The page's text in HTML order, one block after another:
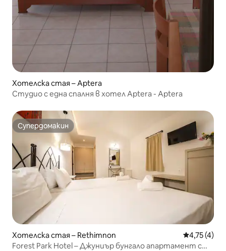
Хотелска стая – Aptera
Студио с една спалня в хотел Aptera - Aptera
Супердомакин
Супердомакин
Хотелска стая – Rethimnon Средна
4,75 (4)
Forest Park Hotel – Джуниър бунгало апартамент с